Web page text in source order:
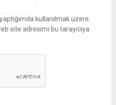
kullanılmak üzere
site adresimi bu tarayıcıya